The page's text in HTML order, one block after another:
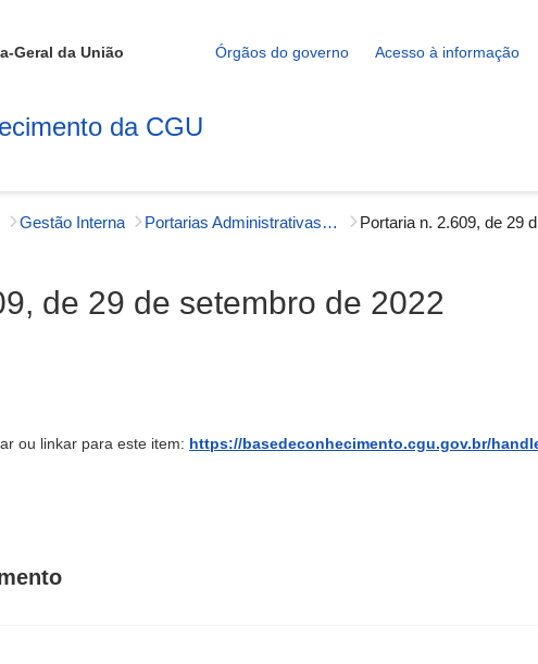
Geral da União Órgãos do governo Acesso à informação
da CGU
Gestão Interna Portarias Administrativas - Gestão Interna
de 29 de setembro de 2022
ou linkar para este item: https://basedeconhecimento.cgu.gov.br/